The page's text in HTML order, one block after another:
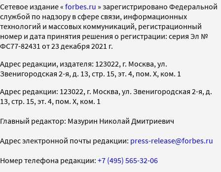
Cетевое издание « forbes.ru » зарегистрировано Федеральной
службой по надзору в сфере связи, информационных
технологий и массовых коммуникаций, регистрационный
номер и дата принятия решения о регистрации: серия Эл №
ФС77-82431 от 23 декабря 2021 г.
Адрес редакции, издателя: 123022, г. Москва, ул.
Звенигородская 2-я, д. 13, стр. 15, эт. 4, пом. X, ком. 1
Адрес редакции: 123022, г. Москва, ул. Звенигородская 2-я, д.
13, стр. 15, эт. 4, пом. X, ком. 1
Главный редактор: Мазурин Николай Дмитриевич
Адрес электронной почты редакции: press-release@forbes.ru
Номер телефона редакции: +7 (495) 565-32-06